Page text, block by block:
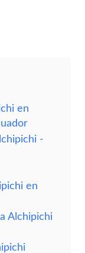
en
-
en
Alchipichi